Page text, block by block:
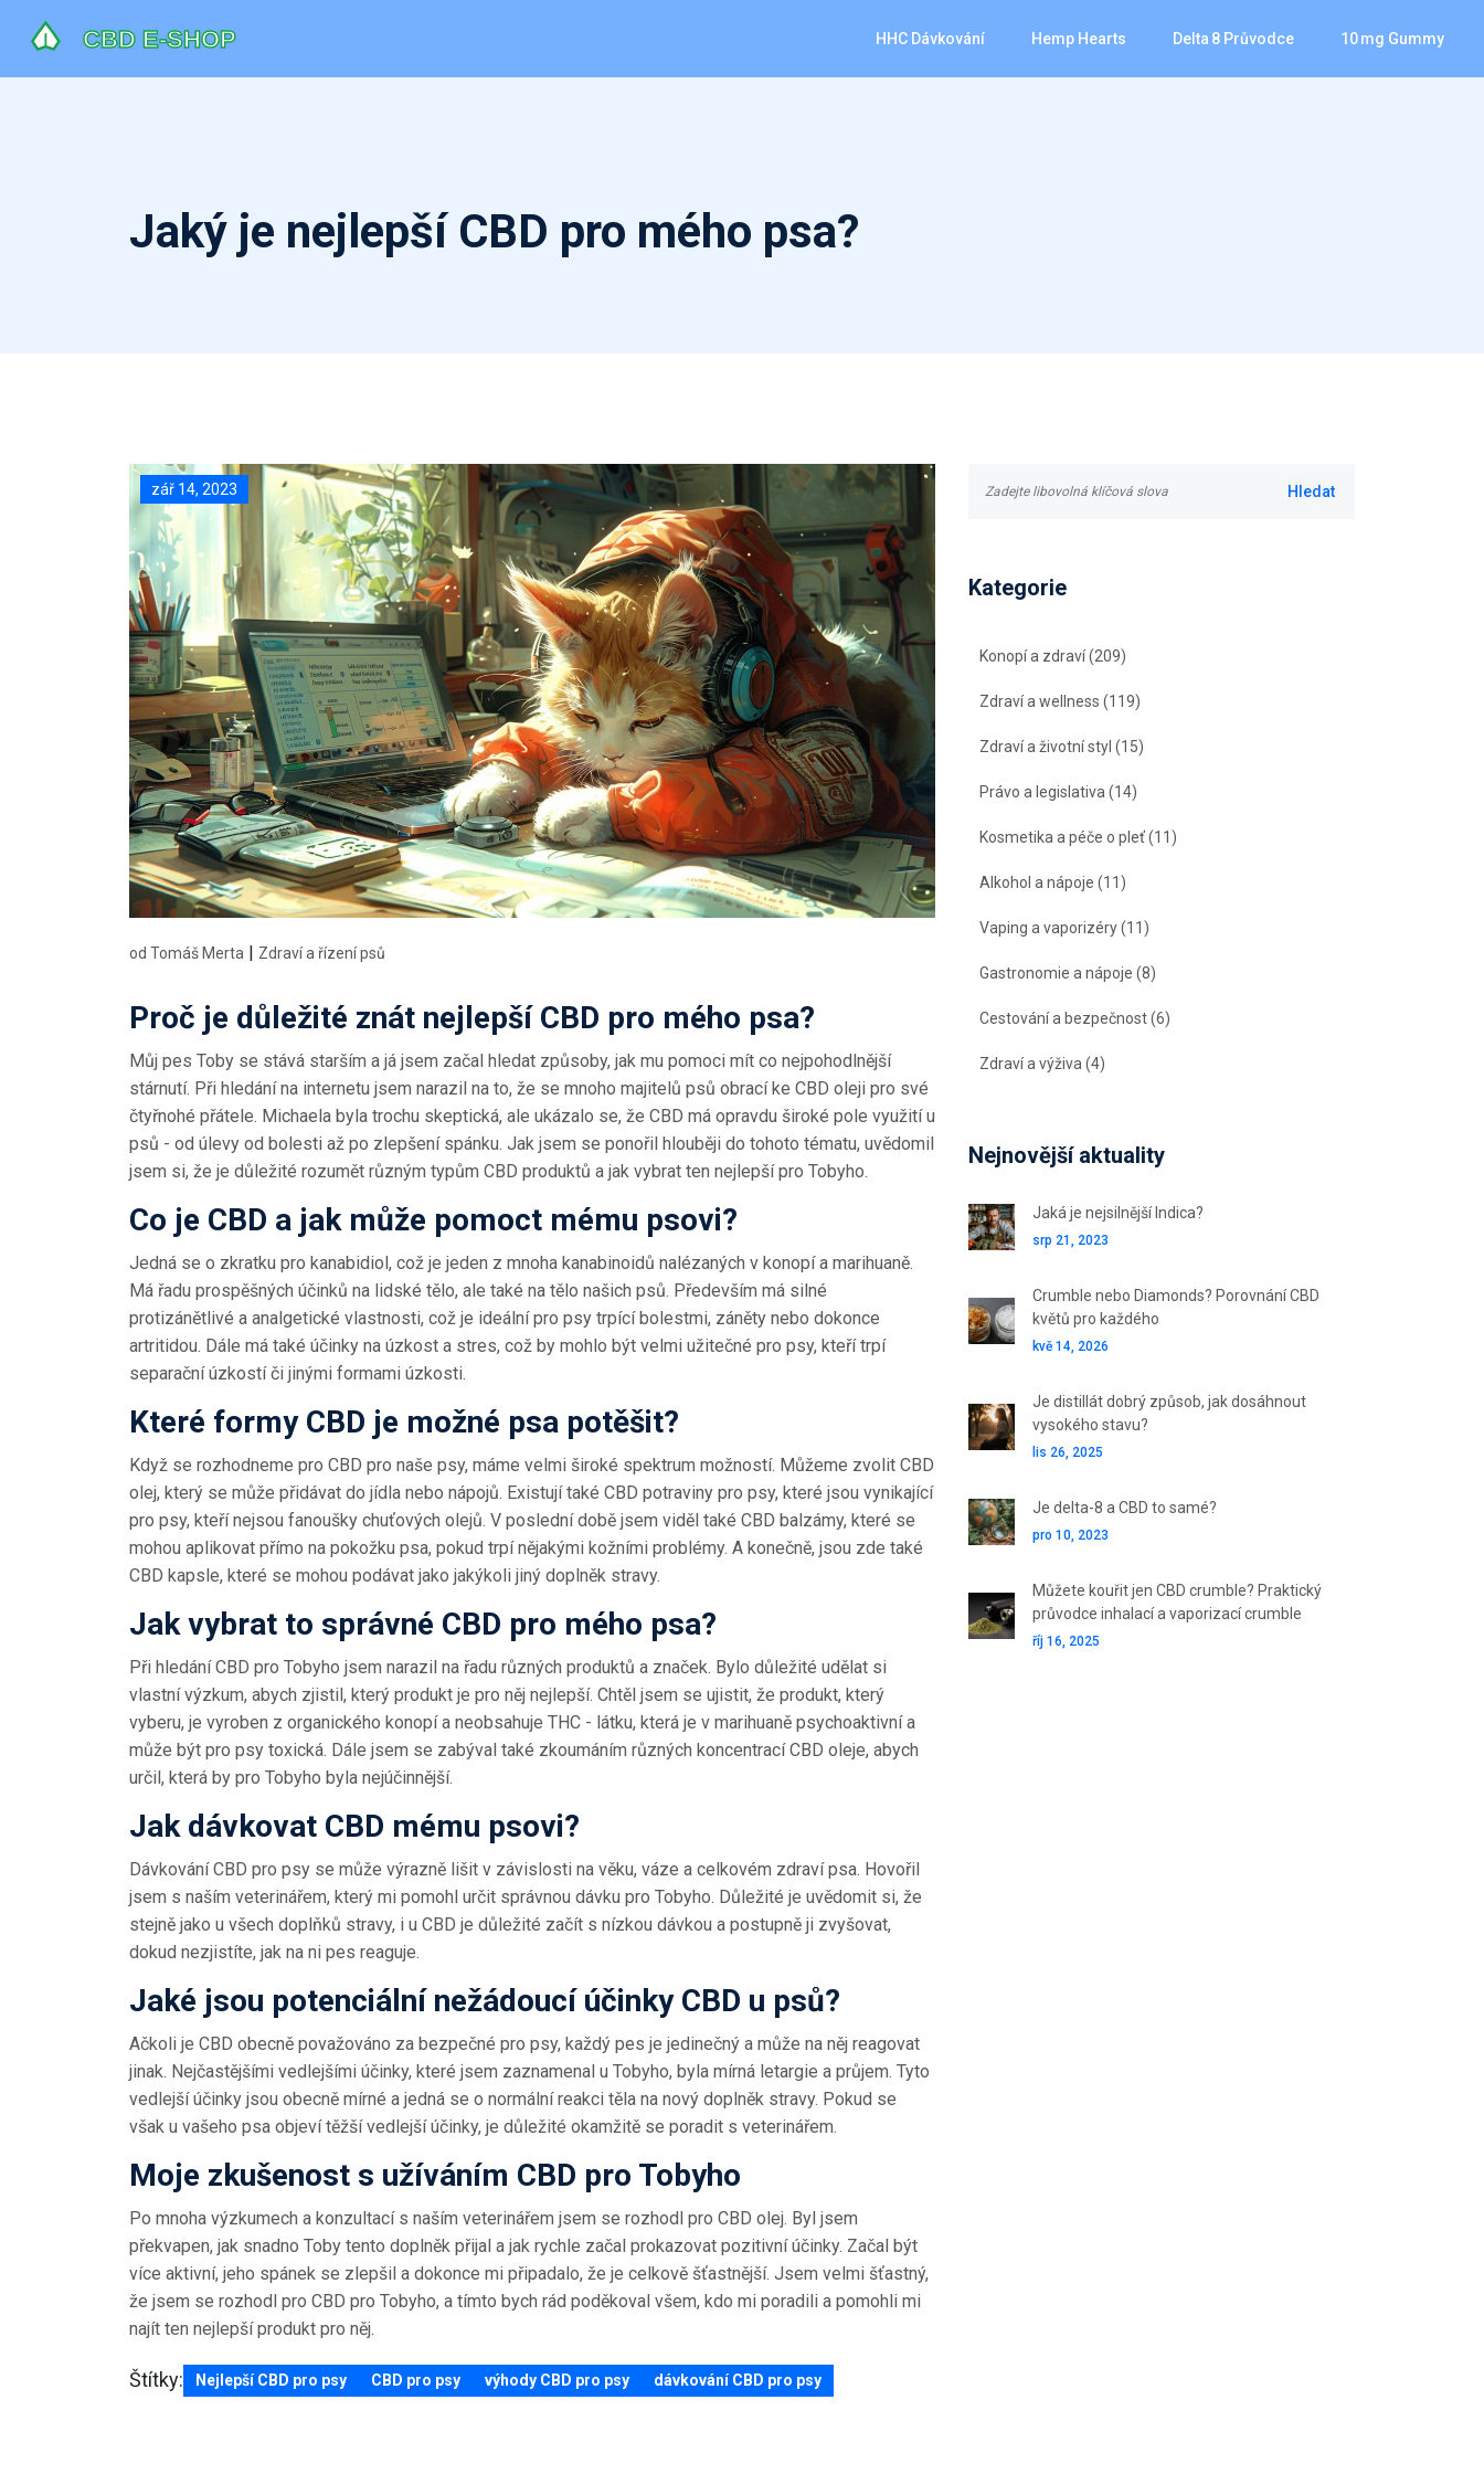
HHC Dávkování Hemp Hearts Delta 8 Průvodce 10 Mg Gummy
Jaký je nejlepší CBD pro mého psa?
zář 14, 2023
od Tomáš Merta | Zdraví a řízení psů
Proč je důležité znát nejlepší CBD pro mého psa?
Můj pes Toby se stává starším a já jsem začal hledat způsoby, jak mu pomoci mít co nejpohodlnější
stárnutí. Při hledání na internetu jsem narazil na to, že se mnoho majitelů psů obrací ke CBD oleji pro své
čtyřnohé přátele. Michaela byla trochu skeptická, ale ukázalo se, že CBD má opravdu široké pole využití u
psů - od úlevy od bolesti až po zlepšení spánku. Jak jsem se ponořil hlouběji do tohoto tématu, uvědomil
jsem si, že je důležité rozumět různým typům CBD produktů a jak vybrat ten nejlepší pro Tobyho.
Co je CBD a jak může pomoct mému psovi?
Jedná se o zkratku pro kanabidiol, což je jeden z mnoha kanabinoidů nalézaných v konopí a marihuaně.
Má řadu prospěšných účinků na lidské tělo, ale také na tělo našich psů. Především má silné
protizánětlivé a analgetické vlastnosti, což je ideální pro psy trpící bolestmi, záněty nebo dokonce
artritidou. Dále má také účinky na úzkost a stres, což by mohlo být velmi užitečné pro psy, kteří trpí
separační úzkostí či jinými formami úzkosti.
Které formy CBD je možné psa potěšit?
Když se rozhodneme pro CBD pro naše psy, máme velmi široké spektrum možností. Můžeme zvolit CBD
olej, který se může přidávat do jídla nebo nápojů. Existují také CBD potraviny pro psy, které jsou vynikající
pro psy, kteří nejsou fanoušky chuťových olejů. V poslední době jsem viděl také CBD balzámy, které se
mohou aplikovat přímo na pokožku psa, pokud trpí nějakými kožními problémy. A konečně, jsou zde také
CBD kapsle, které se mohou podávat jako jakýkoli jiný doplněk stravy.
Jak vybrat to správné CBD pro mého psa?
Při hledání CBD pro Tobyho jsem narazil na řadu různých produktů a značek. Bylo důležité udělat si
vlastní výzkum, abych zjistil, který produkt je pro něj nejlepší. Chtěl jsem se ujistit, že produkt, který
vyberu, je vyroben z organického konopí a neobsahuje THC - látku, která je v marihuaně psychoaktivní a
může být pro psy toxická. Dále jsem se zabýval také zkoumáním různých koncentrací CBD oleje, abych
určil, která by pro Tobyho byla nejúčinnější.
Jak dávkovat CBD mému psovi?
Dávkování CBD pro psy se může výrazně lišit v závislosti na věku, váze a celkovém zdraví psa. Hovořil
jsem s naším veterinářem, který mi pomohl určit správnou dávku pro Tobyho. Důležité je uvědomit si, že
stejně jako u všech doplňků stravy, i u CBD je důležité začít s nízkou dávkou a postupně ji zvyšovat,
dokud nezjistíte, jak na ni pes reaguje.
Jaké jsou potenciální nežádoucí účinky CBD u psů?
Ačkoli je CBD obecně považováno za bezpečné pro psy, každý pes je jedinečný a může na něj reagovat
jinak. Nejčastějšími vedlejšími účinky, které jsem zaznamenal u Tobyho, byla mírná letargie a průjem. Tyto
vedlejší účinky jsou obecně mírné a jedná se o normální reakci těla na nový doplněk stravy. Pokud se
však u vašeho psa objeví těžší vedlejší účinky, je důležité okamžitě se poradit s veterinářem.
Moje zkušenost s užíváním CBD pro Tobyho
Po mnoha výzkumech a konzultací s naším veterinářem jsem se rozhodl pro CBD olej. Byl jsem
překvapen, jak snadno Toby tento doplněk přijal a jak rychle začal prokazovat pozitivní účinky. Začal být
více aktivní, jeho spánek se zlepšil a dokonce mi připadalo, že je celkově šťastnější. Jsem velmi šťastný,
že jsem se rozhodl pro CBD pro Tobyho, a tímto bych rád poděkoval všem, kdo mi poradili a pomohli mi
najít ten nejlepší produkt pro něj.
Štítky: Nejlepší CBD pro psy CBD pro psy výhody CBD pro psy dávkování CBD pro psy
Kategorie
Konopí a zdraví(209)
Zdraví a wellness (119)
Zdraví a životní styl (15)
Právo a legislativa (14)
Kosmetika a péče o pleť(11)
Alkohol a nápoje (11)
Vaping a vaporizéry(11)
Gastronomie a nápoje (8)
Cestování a bezpečnost(6)
Zdraví a výživa (4)
Nejnovější aktuality
Jaká je nejsilnější Indica?
srp 21, 2023
Crumble nebo Diamonds? Porovnání CBD
květů pro každého
kvě 14, 2026
Je distillát dobrý způsob, jak dosáhnout
vysokého stavu?
lis 26, 2025
Je delta-8 a CBD to samé?
pro 10, 2023
Můžete kouřit jen CBD crumble? Praktický
průvodce inhalací a vaporizací crumble
říj 16, 2025